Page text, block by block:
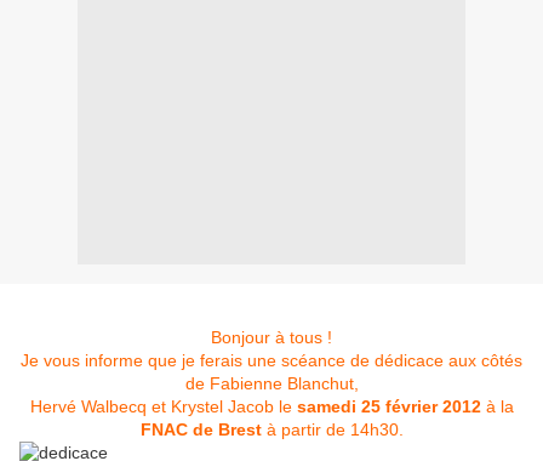
Bonjour à tous !
Je vous informe que je ferais une scéance de dédicace aux côtés
de Fabienne Blanchut,
Hervé Walbecq et Krystel Jacob le samedi 25 février 2012à la
FNAC de Brestà partir de 14h30.